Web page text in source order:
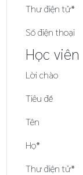
Thư điện tử*
Số điện thoại
Học viên
Lời chào
Tiêu đề
Tên
Họ*
Thư điện tử*